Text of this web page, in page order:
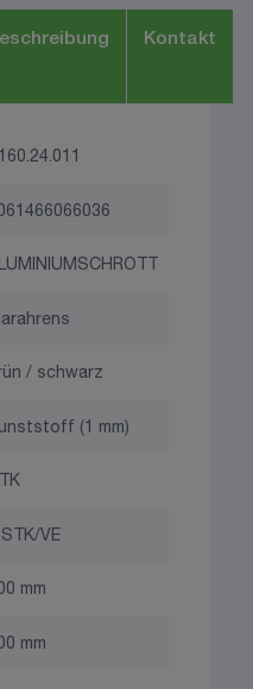
Kontakt
/ schwarz
(1 mm)
VE
mm
mm